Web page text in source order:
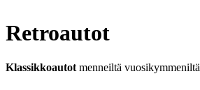
Retroautot
Klassikkoautot menneiltä vuosikymmeniltä